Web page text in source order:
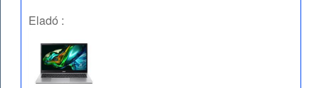
Eladó :